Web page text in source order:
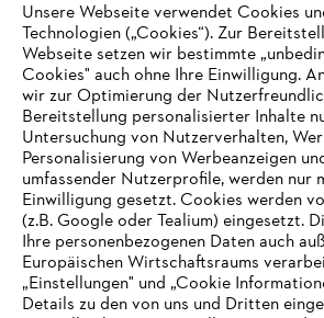
STIHL als Unternehmen
Informationen für Lieferanten
Produkte
Kontakt
Karriere
Hinweisgebersystem
Unsere Webseite verwendet Cookies
Technologien („Cookies“). Zur
Webseite setzen wir bestimmte
Cookies" auch ohne Ihre Einwilligung.
wir zur Optimierung der
Bereitstellung personalisierter Inhalte
Untersuchung von Nutzerverhalten,
Personalisierung von Werbeanzeigen
umfassender Nutzerprofile, werden nur
Einwilligung gesetzt. Cookies werden
(z.B. Google oder Tealium) eingesetzt.
Ihre personenbezogenen Daten auch
Europäischen Wirtschaftsraums
„Einstellungen" und „Cookie
Details zu den von uns und Dritten